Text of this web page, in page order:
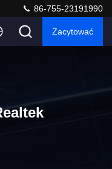
86-755-23191990
Zacytować